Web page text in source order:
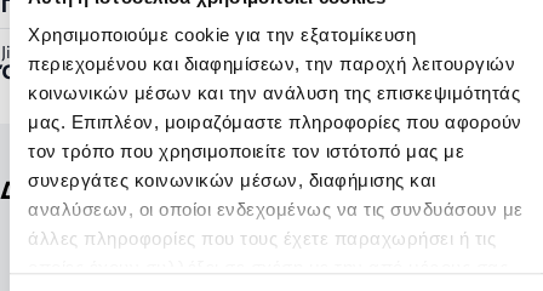
Χρησιμοποιούμε cookie για την εξατομίκευση
περιεχομένου και διαφημίσεων, την παροχή λειτουργιών
κοινωνικών μέσων και την ανάλυση της επισκεψιμότητάς
μας. Επιπλέον, μοιραζόμαστε πληροφορίες που αφορούν
τον τρόπο που χρησιμοποιείτε τον ιστότοπό μας με
συνεργάτες κοινωνικών μέσων, διαφήμισης και
αναλύσεων, οι οποίοι ενδεχομένως να τις συνδυάσουν με
άλλες πληροφορίες που τους έχετε παραχωρήσει ή τις
Jibbitz™ Ready:
Όχι
Δείτε ακόμη